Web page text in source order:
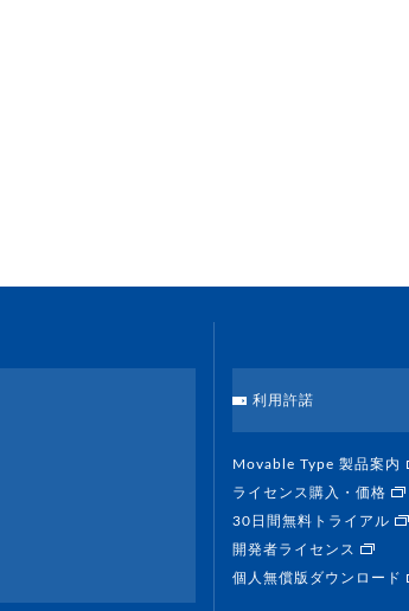
利用許諾
Movable Type 製品案内
ライセンス購入・価格
30日間無料トライアル
開発者ライセンス
個人無償版ダウンロード